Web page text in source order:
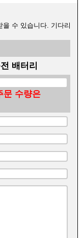
수 있습니다. 기다리
배터리
문 수량은